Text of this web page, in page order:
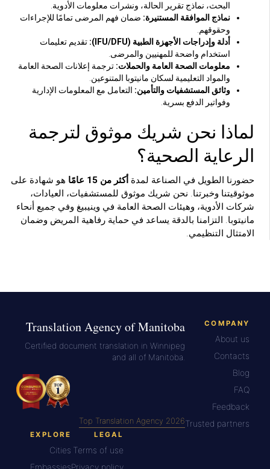
البحث، نماذج تقرير الحالة، ونشرات معلومات الأدوية.
نماذج الموافقة المستنيرة: ضمان فهم المرضى تمامًا للإجراءات
وحقوقهم.
أدلة وإدراجات الأجهزة الطبية (IFU/DFU):
تقديم تعليمات
استخدام واضحة للمهنيين والمرضى.
معلومات الصحة العامة والحملات: ترجمة إعلانات الصحة العامة
والمواد التعليمية لسكان مانيتوبا المتنوعين.
وثائق المستشفيات والتأمين: التعامل مع المعلومات الإدارية
وفواتير الدفع بسرية.
لماذا نحن شريك موثوق لترجمة
الرعاية الصحية؟
حضورنا الطويل في الصناعة لمدة أكثر من 15 عامًا
هو شهادة على
موثوقيتنا وخبرتنا. نحن شريك موثوق للمستشفيات، العيادات،
شركات الأدوية، وهيئات الصحة العامة في وينيبيغ وفي جميع أنحاء
مانيتوبا. التزامنا بالدقة يساعد في حماية رفاهية المريض وضمان
الامتثال التنظيمي.
Translation Agency of Manitoba
Certified document translation in Winnipeg
and all of Manitoba.
Top Translation Agency 2026
COMPANY
About us
Contacts
Blog
FAQ
Feedback
Trusted partners
EXPLORE
Cities
Embassies
LEGAL
Terms of use
Privacy policy